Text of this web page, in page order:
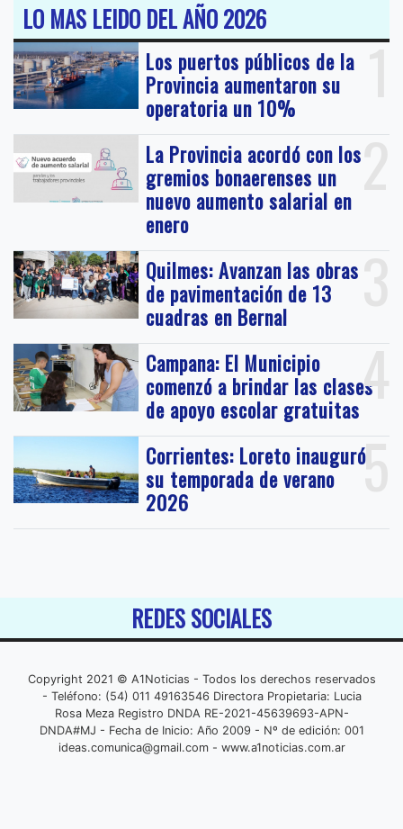
LO MAS LEIDO DEL AÑO 2026
1
Los puertos públicos de la
Provincia aumentaron su
operatoria un 10%
2
La Provincia acordó con los
gremios bonaerenses un
nuevo aumento salarial en
enero
3
Quilmes: Avanzan las obras
de pavimentación de 13
cuadras en Bernal
4
Campana: El Municipio
comenzó a brindar las clases
de apoyo escolar gratuitas
5
Corrientes: Loreto inauguró
su temporada de verano
2026
REDES SOCIALES
Copyright 2021 © A1Noticias - Todos los derechos reservados
- Teléfono: (54) 011 49163546 Directora Propietaria: Lucia
Rosa Meza Registro DNDA RE-2021-45639693-APN-
DNDA#MJ - Fecha de Inicio: Año 2009 - Nº de edición: 001
ideas.comunica@gmail.com- www.a1noticias.com.ar